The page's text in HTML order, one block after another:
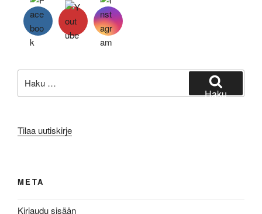
Haku
Tilaa uutiskirje
META
Kirjaudu sisään